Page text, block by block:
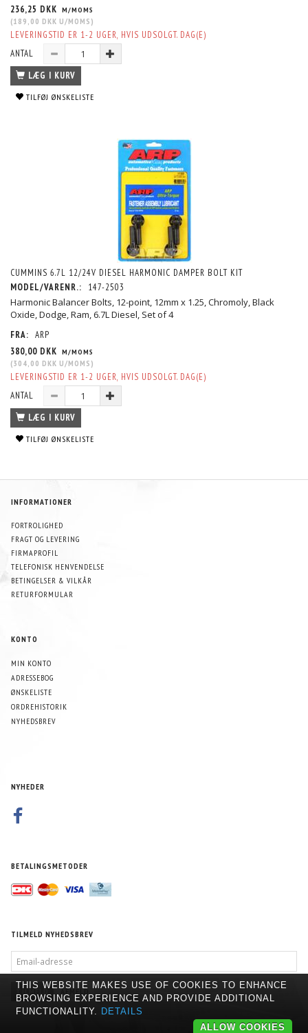
236,25 DKK M/MOMS
(189,00 DKK U/MOMS )
LEVERINGSTID ER 1-2 UGER, HVIS UDSOLGT. DAG(E)
ANTAL
LÆG I KURV
TILFØJ ØNSKELISTE
CUMMINS 6.7L 12/24V DIESEL HARMONIC DAMPER BOLT KIT
MODEL/VARENR.:
147-2503
Harmonic Balancer Bolts, 12-point, 12mm x 1.25, Chromoly, Black
Oxide, Dodge, Ram, 6.7L Diesel, Set of 4
FRA: ARP
380,00 DKK M/MOMS
(304,00 DKK U/MOMS )
LEVERINGSTID ER 1-2 UGER, HVIS UDSOLGT. DAG(E)
ANTAL
LÆG I KURV
TILFØJ ØNSKELISTE
INFORMATIONER
FORTROLIGHED
FRAGT OG LEVERING
FIRMAPROFIL
TELEFONISK HENVENDELSE
BETINGELSER & VILKÅR
RETURFORMULAR
KONTO
MIN KONTO
ADRESSEBOG
ØNSKELISTE
ORDREHISTORIK
NYHEDSBREV
NYHEDER
BETALINGSMETODER
TILMELD NYHEDSBREV
ADRESSE
TILMELD AFMELD
THIS WEBSITE MAKES USE OF COOKIES TO ENHANCE
BROWSING EXPERIENCE AND PROVIDE ADDITIONAL
FUNCTIONALITY. DETAILS
ALLOW COOKIES